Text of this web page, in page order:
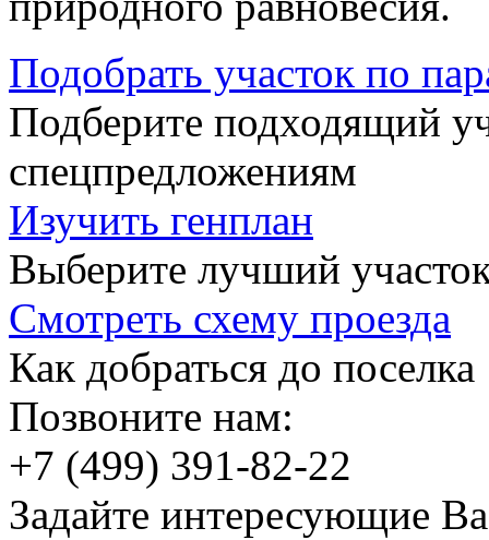
Подобрать участок по
Подберите подходящий
спецпредложениям
Изучить генплан
Выберите лучший
Смотреть схему проезда
Как добраться до поселка
Позвоните нам:
+7 (499) 391-82-22
Задайте интересующие